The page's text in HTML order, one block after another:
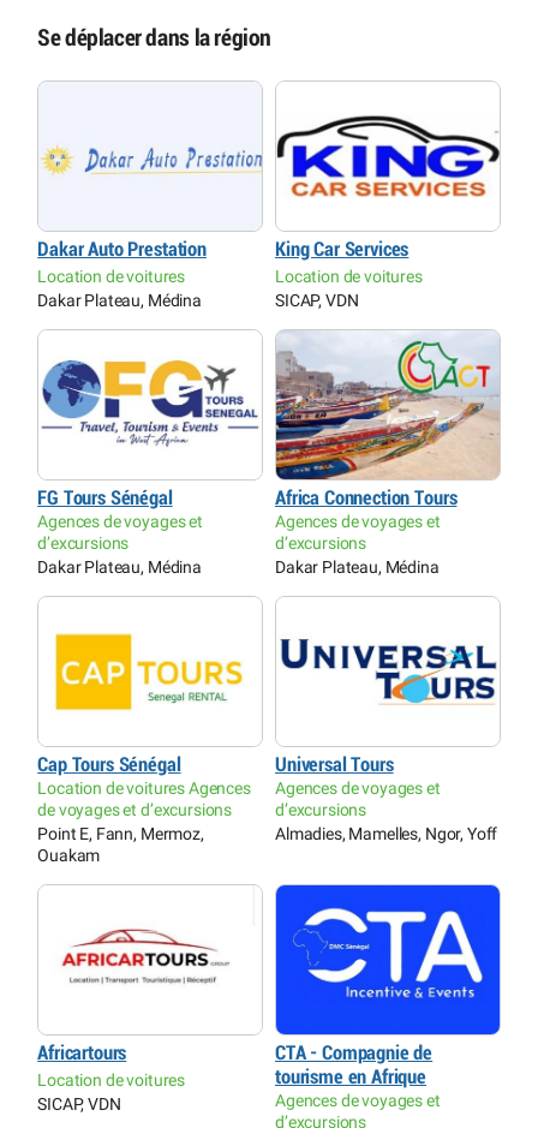
Se déplacer dans la région
Dakar Auto Prestation
Location de voitures
Dakar Plateau, Médina
King Car Services
Location de voitures
SICAP, VDN
FG Tours Sénégal
Agences de voyages et
d’excursions
Dakar Plateau, Médina
Africa Connection Tours
Agences de voyages et
d’excursions
Dakar Plateau, Médina
Cap Tours Sénégal
Location de voitures Agences
de voyages et d’excursions
Point E, Fann, Mermoz,
Ouakam
Universal Tours
Agences de voyages et
d’excursions
Almadies, Mamelles, Ngor, Yoff
Africartours
Location de voitures
SICAP, VDN
CTA - Compagnie de
tourisme en Afrique
Agences de voyages et
d’excursions